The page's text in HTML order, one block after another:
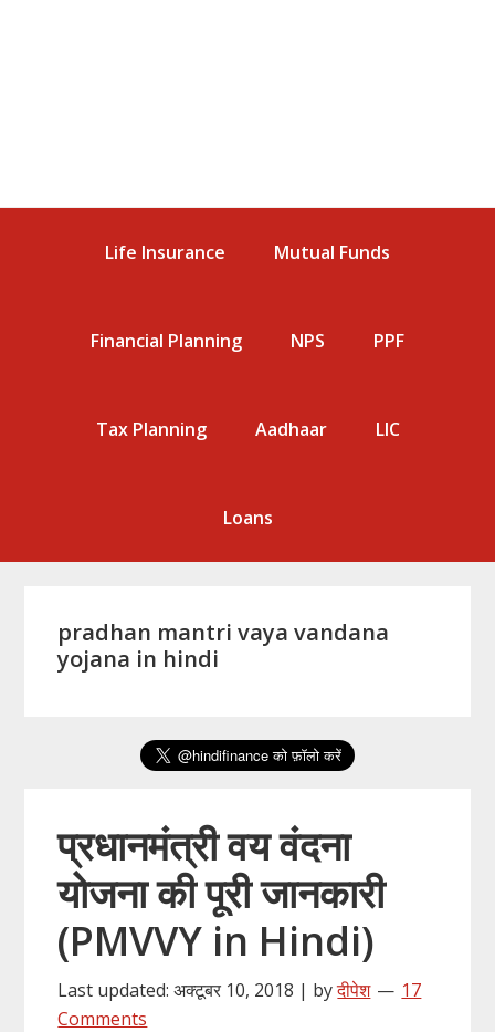
Life Insurance Mutual Funds
Financial Planning NPS PPF
Tax Planning Aadhaar LIC
Loans
pradhan mantri vaya vandana
yojana in hindi
प्रधानमंत्री वय वंदना
योजना की पूरी जानकारी
(PMVVY in Hindi)
Last updated: अक्टूबर 10, 2018 | byदीपेश
17
Comments